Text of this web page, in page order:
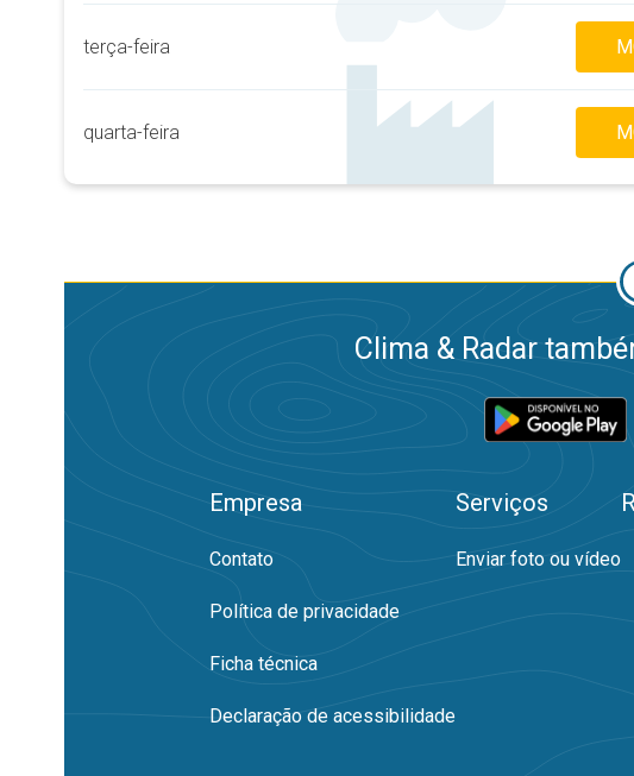
terça-feira
quarta-feira
Clima & Radar
Empresa
Contato
Política de privacidade
Ficha técnica
Declaração de acessibilidade
Serviços
Enviar foto ou vídeo